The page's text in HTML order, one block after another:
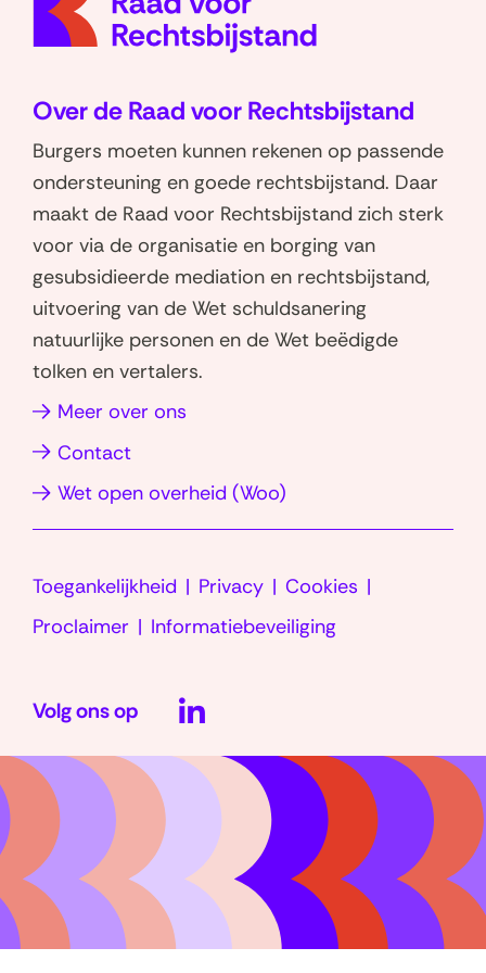
n
p
h
a
t
s
a
p
p
p
i
n
k
e
d
I
n
Over de Raad voor Rechtsbijstand
Burgers moeten kunnen rekenen op passende
ondersteuning en goede rechtsbijstand. Daar
maakt de Raad voor Rechtsbijstand zich sterk
voor via de organisatie en borging van
gesubsidieerde mediation en rechtsbijstand,
uitvoering van de Wet schuldsanering
natuurlijke personen en de Wet beëdigde
tolken en vertalers.
Meer over ons
venster)
Contact
Wet open overheid (Woo)
in
venster)
Toegankelijkheid Privacy
Cookies
Proclaimer
Informatiebeveiliging
Volg ons op
in
nieuw
venster)